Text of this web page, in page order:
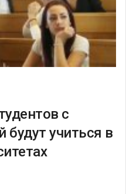
с
учиться в